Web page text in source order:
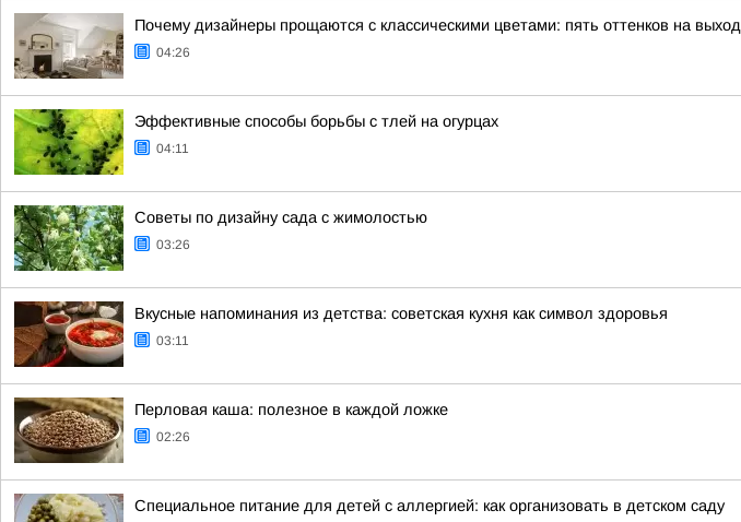
Почему дизайнеры прощаются с классическими цветами: пять оттенков на выход
04:26
Эффективные способы борьбы с тлей на огурцах
04:11
Советы по дизайну сада с жимолостью
03:26
Вкусные напоминания из детства: советская кухня как символ здоровья
03:11
Перловая каша: полезное в каждой ложке
02:26
Специальное питание для детей с аллергией: как организовать в детском саду